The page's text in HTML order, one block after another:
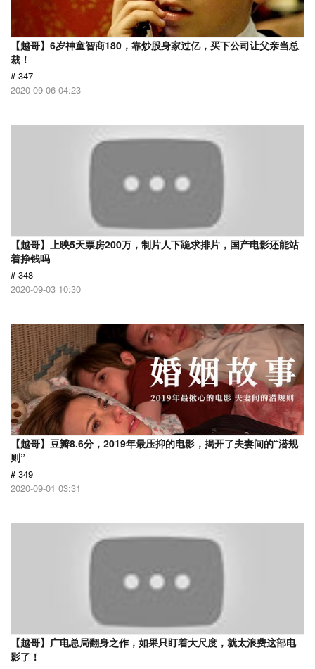
【越哥】6岁神童智商180，靠炒股身家过亿，买下公司让父亲当总
裁！
# 347
2020-09-06 04:23
【越哥】上映5天票房200万，制片人下跪求排片，国产电影还能站
着挣钱吗
# 348
2020-09-03 10:30
【越哥】豆瓣8.6分，2019年最压抑的电影，揭开了夫妻间的“潜规
则”
# 349
2020-09-01 03:31
【越哥】广电总局翻身之作，如果只盯着大尺度，就太浪费这部电
影了！